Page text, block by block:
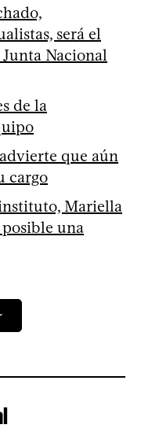
será el
Nacional
de la
que aún
cargo
Mariella
una